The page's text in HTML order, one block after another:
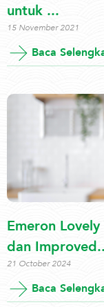
untuk ...
15 November 2021
Baca
Emeron
dan
21 October 2024
Baca